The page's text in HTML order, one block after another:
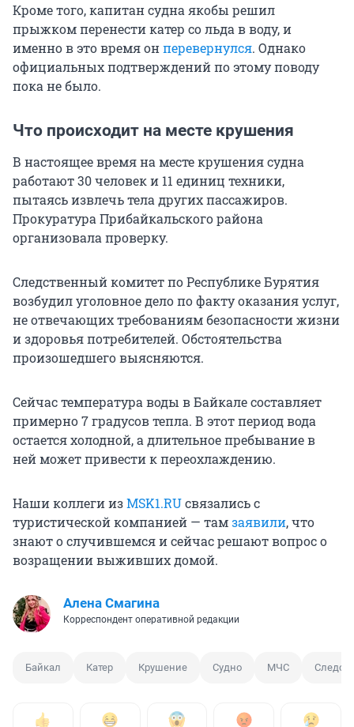
Кроме того, капитан судна якобы решил
прыжком перенести катер со льда в воду, и
именно в это время онперевернулся. Однако
официальных подтверждений по этому поводу
пока не было.
Что происходит на месте крушения
В настоящее время на месте крушения судна
работают 30 человек и 11 единиц техники,
пытаясь извлечь тела других пассажиров.
Прокуратура Прибайкальского района
организовала проверку.
Следственный комитет по Республике Бурятия
возбудил уголовное дело по факту оказания услуг,
не отвечающих требованиям безопасности жизни
и здоровья потребителей. Обстоятельства
произошедшего выясняются.
Сейчас температура воды в Байкале составляет
примерно 7 градусов тепла. В этот период вода
остается холодной, а длительное пребывание в
ней может привести к переохлаждению.
Наши коллеги изMSK1.RUсвязались с
туристической компанией — тамзаявили, что
знают о случившемся и сейчас решают вопрос о
возращении выживших домой.
Алена Смагина
Корреспондент оперативной редакции
Байкал Катер Крушение Судно МЧС